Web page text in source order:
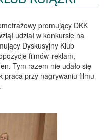
promujący DKK
udział w konkursie na
Dyskusyjny Klub
filmów-reklam,
Tym razem nie udało się
praca przy nagrywaniu filmu